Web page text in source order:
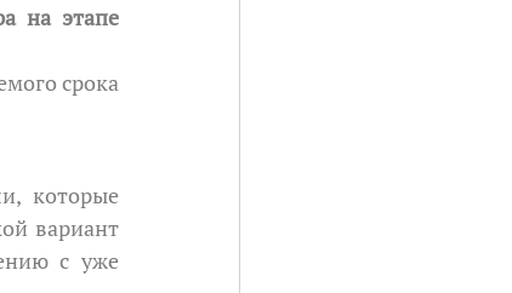
на этапе
срока
вариант
с уже